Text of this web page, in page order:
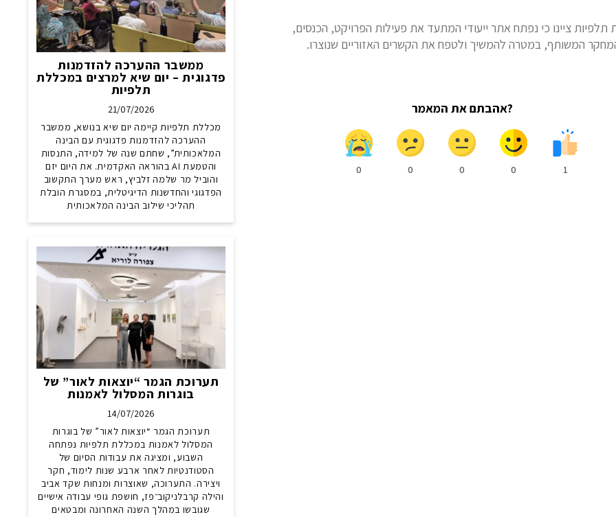
ציינו כי נפתח אתר ייעודי המתעד את פעילות הפרויקט, הכנסים,
המשותף, במטרה להמשיך ולטפח את הקשרים האזוריים שנוצרו.
?אהבתם את המאמר
1
0
0
0
0
ממשבר ההערכה להזדמנות
פדגוגית – יום שיא למרצים במכללת
תלפיות
21/07/2026
מכללת תלפיות קיימה יום שיא בנושא, ממשבר
ההערכה להזדמנות פדגוגית עם הבינה
המלאכותית”, שחתם שנה של למידה, התנסות
והטמעת AI בהוראה האקדמית. את היום יזם
והוביל מר שלמה זלביץ, ראש מערך התקשוב
הפדגוגי והחדשנות הדיגיטלית, במסגרת הובלת
תהליכי שילוב הבינה המלאכותית
תערוכת הגמר “יוצאות לאור” של
בוגרות המסלול לאמנות
14/07/2026
תערוכת הגמר “יוצאות לאור” של בוגרות
המסלול לאמנות במכללת תלפיות נפתחה
השבוע, ומציגה את עבודות הסיום של
הסטודנטיות לאחר ארבע שנות לימוד, חקר
ויצירה. התערוכה, שאוצרות ומנחות שקד אביב
והילה קרבלניקוב־פז, חושפת גופי עבודה אישיים
שגובשו במהלך השנה האחרונה ומבטאים